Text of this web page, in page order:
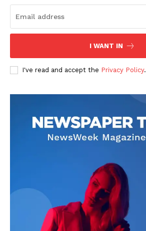
I WANT IN
I've read and accept the Privacy Policy.